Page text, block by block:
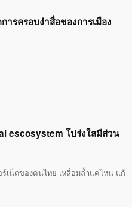
ารครอบงำสื่อของการเมือง
escosystem โปร่งใสมีส่วน
เน็ตของคนไทย เหลื่อมล้ำแค่ไหน แก้